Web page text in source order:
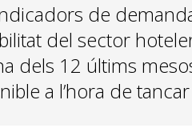
de
del sector
dels 12 últims
a l’hora de